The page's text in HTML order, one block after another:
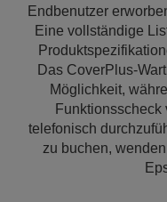
Endbenutzer
Eine vollständige
Das CoverPlus-
Möglichkeit,
Funktionsscheck
telefonisch
zu buchen,